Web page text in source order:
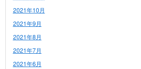
2021年10月
2021年9月
2021年8月
2021年7月
2021年6月